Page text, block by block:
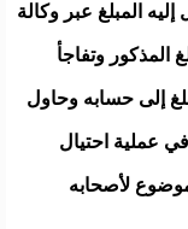
المبلغ عبر وكالة
المذكور وتفاجأ
إلى حسابه وحاول
عملية احتيال
لأصحابه